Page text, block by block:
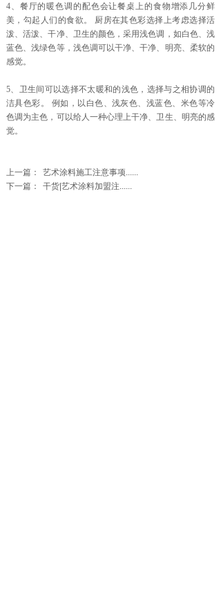
4、餐厅的暖色调的配色会让餐桌上的食物增添几分鲜
美，勾起人们的食欲。 厨房在其色彩选择上考虑选择活
泼、活泼、干净、卫生的颜色，采用浅色调，如白色、浅
蓝色、浅绿色等，浅色调可以干净、干净、明亮、柔软的
感觉。
5、卫生间可以选择不太暖和的浅色，选择与之相协调的
洁具色彩。 例如，以白色、浅灰色、浅蓝色、米色等冷
色调为主色，可以给人一种心理上干净、卫生、明亮的感
觉。
上一篇：
艺术涂料施工注意事项......
下一篇：
干货|艺术涂料加盟注......